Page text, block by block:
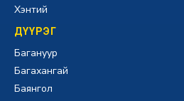
Хэнтий
ДҮҮРЭГ
Багануур
Багахангай
Баянгол